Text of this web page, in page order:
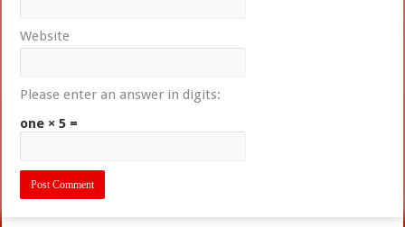
Website
Please enter an answer in digits:
one × 5 =